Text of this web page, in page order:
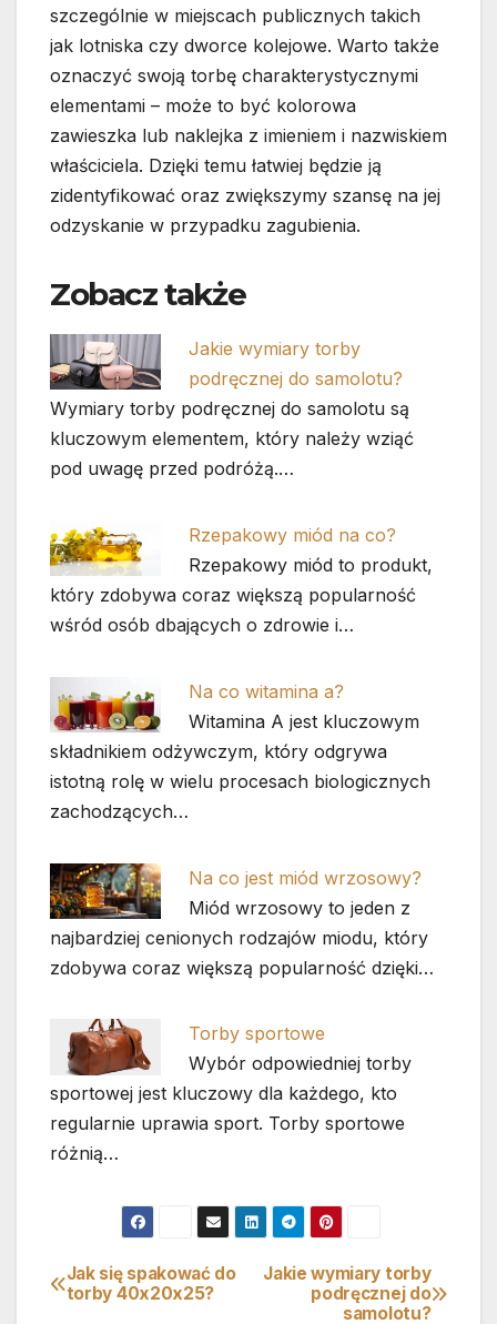
szczególnie w miejscach publicznych takich
jak lotniska czy dworce kolejowe. Warto także
oznaczyć swoją torbę charakterystycznymi
elementami – może to być kolorowa
zawieszka lub naklejka z imieniem i nazwiskiem
właściciela. Dzięki temu łatwiej będzie ją
zidentyfikować oraz zwiększymy szansę na jej
odzyskanie w przypadku zagubienia.
Zobacz także
Jakie wymiary torby
podręcznej do samolotu?
Wymiary torby podręcznej do samolotu są
kluczowym elementem, który należy wziąć
pod uwagę przed podróżą.…
Rzepakowy miód na co?
Rzepakowy miód to produkt,
który zdobywa coraz większą popularność
wśród osób dbających o zdrowie i…
Na co witamina a?
Witamina A jest kluczowym
składnikiem odżywczym, który odgrywa
istotną rolę w wielu procesach biologicznych
zachodzących…
Na co jest miód wrzosowy?
Miód wrzosowy to jeden z
najbardziej cenionych rodzajów miodu, który
zdobywa coraz większą popularność dzięki…
Torby sportowe
Wybór odpowiedniej torby
sportowej jest kluczowy dla każdego, kto
regularnie uprawia sport. Torby sportowe
różnią…
Nawigacja
Jakie wymiary torby
podręcznej do
samolotu?
Jak się spakować do
torby 40x20x25?